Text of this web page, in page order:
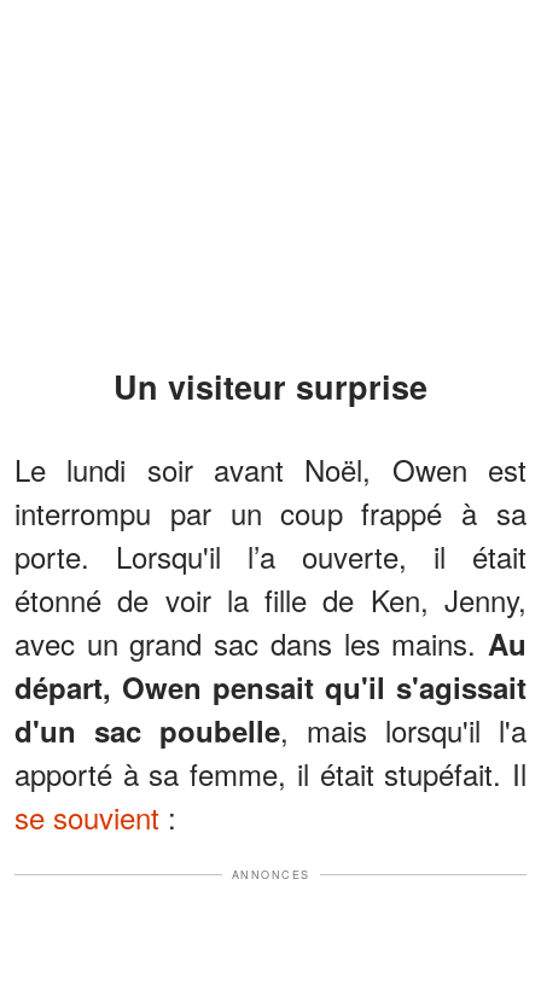
Un visiteur surprise
Le lundi soir avant Noël, Owen est
interrompu par un coup frappé à sa
porte. Lorsqu'il l’a ouverte, il était
étonné de voir la fille de Ken, Jenny,
avec un grand sac dans les mains. Au
départ, Owen pensait qu'il s'agissait
d'un sac poubelle, mais lorsqu'il l'a
apporté à sa femme, il était stupéfait. Il
se souvient :
ANNONCES